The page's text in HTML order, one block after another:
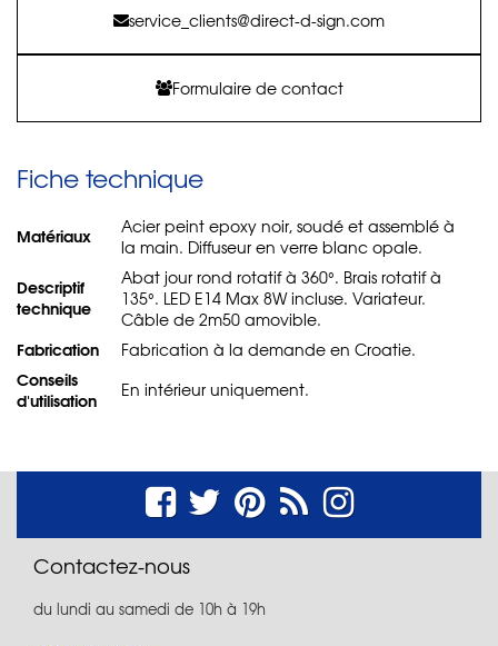
service_clients@direct-d-sign.com
Formulaire de contact
Fiche technique
Matériaux
Acier peint epoxy noir, soudé et assemblé à
la main. Diffuseur en verre blanc opale.
Descriptif
technique
Abat jour rond rotatif à 360°. Brais rotatif à
135°. LED E14 Max 8W incluse. Variateur.
Câble de 2m50 amovible.
Fabrication Fabrication à la demande en Croatie.
Conseils
d'utilisation
En intérieur uniquement.
Contactez-nous
du lundi au samedi de 10h à 19h